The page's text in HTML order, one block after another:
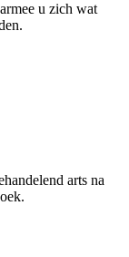
u zich wat
arts na